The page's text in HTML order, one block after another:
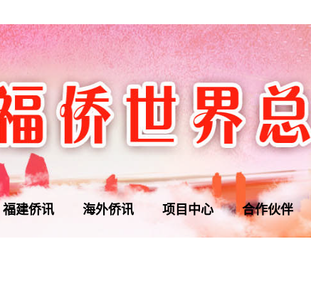
福建侨讯 海外侨讯 项目中心 合作伙伴